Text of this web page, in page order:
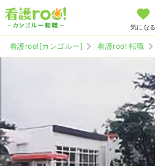
気になる
看護roo![カンゴルー] 看護roo! 転職